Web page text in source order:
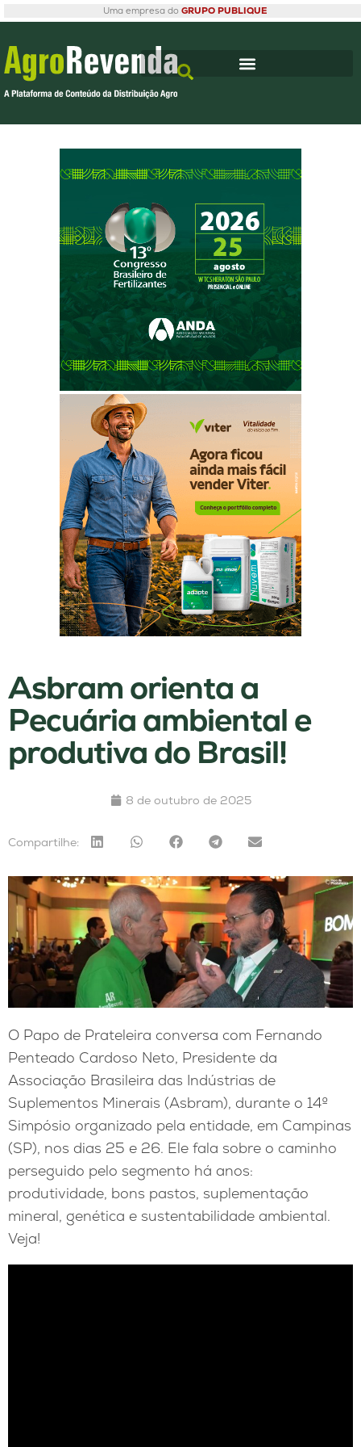
Uma empresa do GRUPO PUBLIQUE
Asbram orienta a
Pecuária ambiental e
produtiva do Brasil!
8 de outubro de 2025
Compartilhe:
O Papo de Prateleira conversa com Fernando
Penteado Cardoso Neto, Presidente da
Associação Brasileira das Indústrias de
Suplementos Minerais (Asbram), durante o 14º
Simpósio organizado pela entidade, em Campinas
(SP), nos dias 25 e 26. Ele fala sobre o caminho
perseguido pelo segmento há anos:
produtividade, bons pastos, suplementação
mineral, genética e sustentabilidade ambiental.
Veja!